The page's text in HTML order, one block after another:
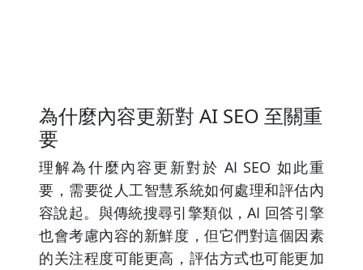
為什麼內容更新對 AI SEO 至關重
要
理解為什麼內容更新對於 AI SEO 如此重
要，需要從人工智慧系統如何處理和評估內
容說起。與傳統搜尋引擎類似，AI 回答引擎
也會考慮內容的新鮮度，但它們對這個因素
的关注程度可能更高，評估方式也可能更加